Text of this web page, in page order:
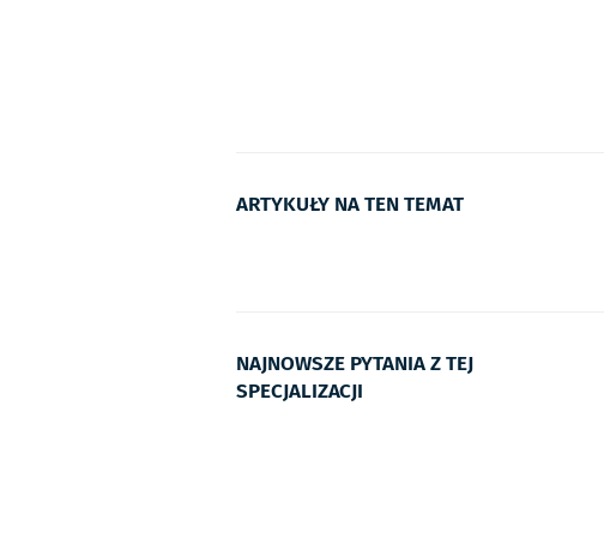
ARTYKUŁY NA TEN TEMAT
NAJNOWSZE PYTANIA Z TEJ
SPECJALIZACJI